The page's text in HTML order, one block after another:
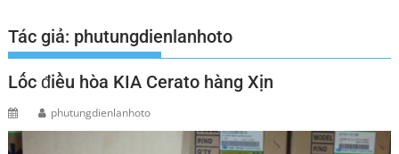
Tác giả: phutungdienlanhoto
Lốc điều hòa KIA Cerato hàng Xịn
phutungdienlanhoto